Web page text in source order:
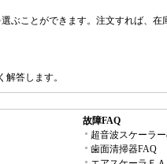
ぶことができます。注文すれば、在
答します。
故障FAQ
超音波スケーラ
歯面清掃器FAQ